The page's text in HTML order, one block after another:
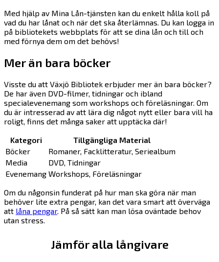
Med hjälp av Mina Lån-tjänsten kan du enkelt hålla koll på
vad du har lånat och när det ska återlämnas. Du kan logga in
på bibliotekets webbplats för att se dina lån och till och
med förnya dem om det behövs!
Mer än bara böcker
Visste du att Växjö Bibliotek erbjuder mer än bara böcker?
De har även DVD-filmer, tidningar och ibland
specialevenemang som workshops och föreläsningar. Om
du är intresserad av att lära dig något nytt eller bara vill ha
roligt, finns det många saker att upptäcka där!
Kategori
Tillgängliga Material
Böcker
Romaner, Facklitteratur, Seriealbum
Media
DVD, Tidningar
Evenemang Workshops, Föreläsningar
Om du någonsin funderat på hur man ska göra när man
behöver lite extra pengar, kan det vara smart att överväga
att låna pengar. På så sätt kan man lösa oväntade behov
utan stress.
Jämför alla långivare